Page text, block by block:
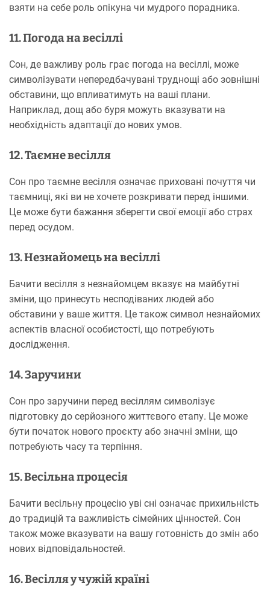
взяти на себе роль опікуна чи мудрого порадника.
11. Погода на весіллі
Сон, де важливу роль грає погода на весіллі, може
символізувати непередбачувані труднощі або зовнішні
обставини, що впливатимуть на ваші плани.
Наприклад, дощ або буря можуть вказувати на
необхідність адаптації до нових умов.
12. Таємне весілля
Сон про таємне весілля означає приховані почуття чи
таємниці, які ви не хочете розкривати перед іншими.
Це може бути бажання зберегти свої емоції або страх
перед осудом.
13. Незнайомець на весіллі
Бачити весілля з незнайомцем вказує на майбутні
зміни, що принесуть несподіваних людей або
обставини у ваше життя. Це також символ незнайомих
аспектів власної особистості, що потребують
дослідження.
14. Заручини
Сон про заручини перед весіллям символізує
підготовку до серйозного життєвого етапу. Це може
бути початок нового проєкту або значні зміни, що
потребують часу та терпіння.
15. Весільна процесія
Бачити весільну процесію уві сні означає прихильність
до традицій та важливість сімейних цінностей. Сон
також може вказувати на вашу готовність до змін або
нових відповідальностей.
16. Весілля у чужій країні